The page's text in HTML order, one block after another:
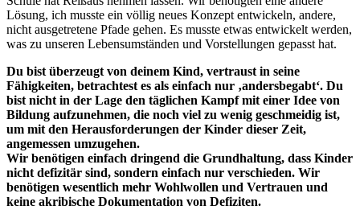
Lösung, ich musste ein völlig neues Konzept entwickeln, andere,
nicht ausgetretene Pfade gehen. Es musste etwas entwickelt werden,
was zu unseren Lebensumständen und Vorstellungen gepasst hat.
Du bist überzeugt von deinem Kind, vertraust in seine
Fähigkeiten, betrachtest es als einfach nur ‚andersbegabt‘. Du
bist nicht in der Lage den täglichen Kampf mit einer Idee von
Bildung aufzunehmen, die noch viel zu wenig geschmeidig ist,
um mit den Herausforderungen der Kinder dieser Zeit,
angemessen umzugehen.
Wir benötigen einfach dringend die Grundhaltung, dass Kinder
nicht defizitär sind, sondern einfach nur verschieden. Wir
benötigen wesentlich mehr Wohlwollen und Vertrauen und
keine akribische Dokumentation von Defiziten.